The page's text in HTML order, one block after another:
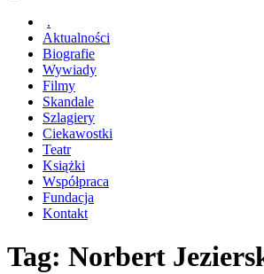
.
Aktualności
Biografie
Wywiady
Filmy
Skandale
Szlagiery
Ciekawostki
Teatr
Książki
Współpraca
Fundacja
Kontakt
Tag: Norbert